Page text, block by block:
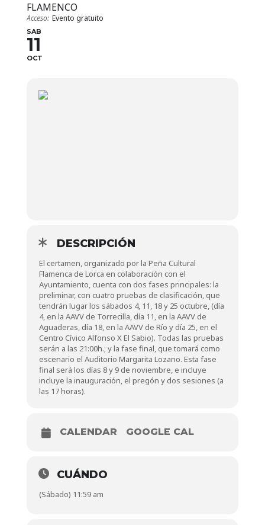
FLAMENCO
Acceso: Evento gratuito
SAB
11
OCT
DESCRIPCIÓN
El certamen, organizado por la Peña Cultural
Flamenca de Lorca en colaboración con el
Ayuntamiento, cuenta con dos fases principales: la
preliminar, con cuatro pruebas de clasificación, que
tendrán lugar los sábados 4, 11, 18 y 25 octubre, (día
4, en la AAVV de Torrecilla, día 11, en la AAVV de
Aguaderas, día 18, en la AAVV de Río y día 25, en el
Centro Cívico Alfonso X El Sabio). Todas las pruebas
serán a las 21:00h.; y la fase final, que tomará como
escenario el Auditorio Margarita Lozano. Esta fase
final será los días 8 y 9 de noviembre, e incluye
incluye la inauguración, el pregón y dos sesiones (a
las 17 horas).
CALENDAR GOOGLE CAL
CUÁNDO
(Sábado) 11:59 am